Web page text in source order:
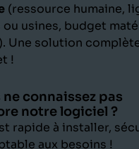
(ressource humaine,
usines, budget
Une solution
!
ne connaissez pas
notre logiciel ?
rapide à installer,
aux besoins !